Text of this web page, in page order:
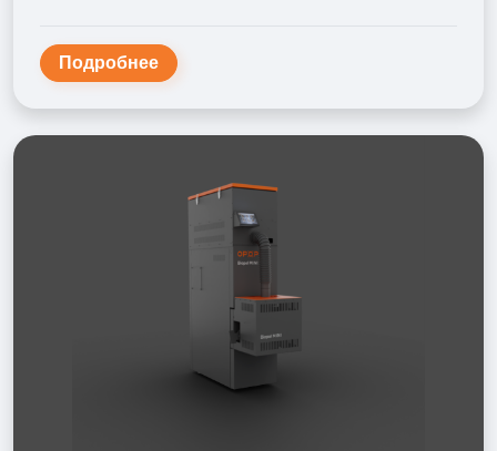
Подробнее